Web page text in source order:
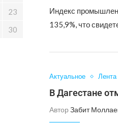
Индекс
135,9%, что
Актуальное Лента
В Дагестане
Автор Забит
23
30